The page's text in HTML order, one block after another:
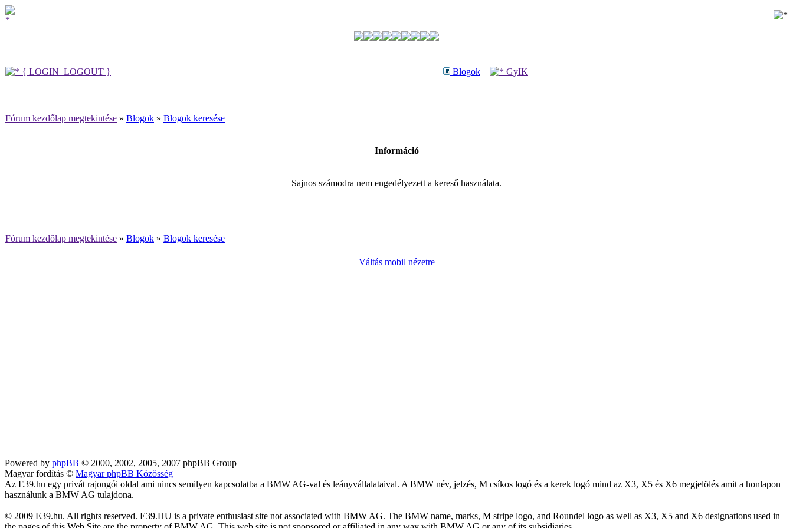
{ LOGIN_LOGOUT } Blogok GyIK
Fórum kezdőlap megtekintése » Blogok » Blogok keresése
Információ
Sajnos számodra nem engedélyezett a kereső használata.
Fórum kezdőlap megtekintése » Blogok » Blogok keresése
Váltás mobil nézetre
Powered by phpBB © 2000, 2002, 2005, 2007 phpBB Group
Magyar fordítás © Magyar phpBB Közösség
Az E39.hu egy privát rajongói oldal ami nincs semilyen kapcsolatba a BMW AG-val és leányvállalataival. A BMW név, jelzés, M csíkos logó és a kerek logó mind az X3, X5 és X6 megjelölés amit a honlapon
használunk a BMW AG tulajdona.
© 2009 E39.hu. All rights reserved. E39.HU is a private enthusiast site not associated with BMW AG. The BMW name, marks, M stripe logo, and Roundel logo as well as X3, X5 and X6 designations used in